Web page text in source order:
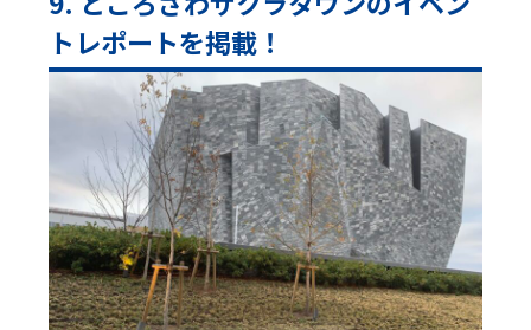
トレポートを掲載！